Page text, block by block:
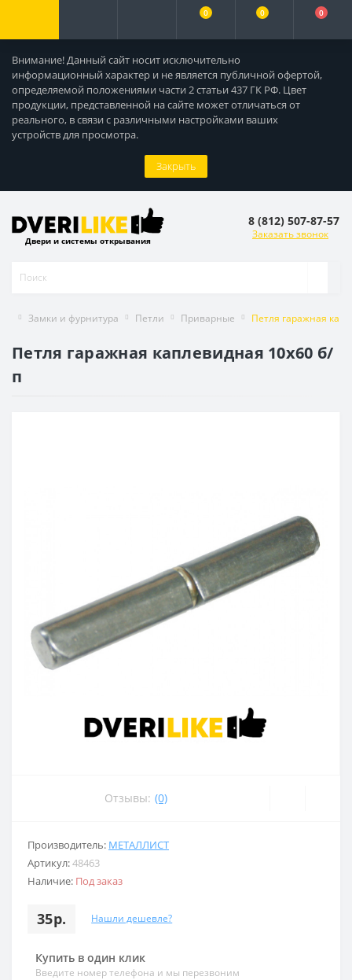
Внимание! Данный сайт носит исключительно
информационный характер и не является публичной офертой,
определяемой положениями части 2 статьи 437 ГК РФ. Цвет
продукции, представленной на сайте может отличаться от
реального, в связи с различными настройками ваших
устройств для просмотра.
Закрыть
0 0 0
Двери и системы открывания
8 (812) 507-87-57
Заказать звонок
Замки и фурнитура Петли Приварные Петля гаражная
Петля гаражная каплевидная 10x60 б/
п
Отзывы: (0)
Производитель: МЕТАЛЛИСТ
Артикул:48463
Наличие: Под заказ
35р. Нашли дешевле?
Купить в один клик
Введите номер телефона и мы перезвоним